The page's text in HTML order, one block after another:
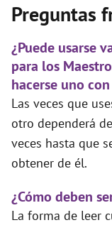
Preguntas
¿Puede usarse
para los
hacerse uno
Las veces que
otro dependerá
veces hasta que
obtener de él.
¿Cómo deben
La forma de leer